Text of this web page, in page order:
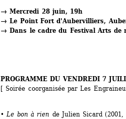
→ Mercredi 28 juin, 19h
→ Le Point Fort d'Aubervilliers,
→ Dans le cadre du Festival Arts de
PROGRAMME DU VENDREDI 7
[ Soirée coorganisée par Les
• Le bon à rien de Julien Sicard